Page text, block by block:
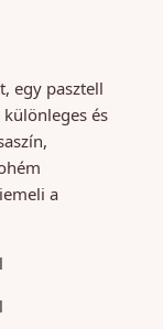
egy pasztell
és
a